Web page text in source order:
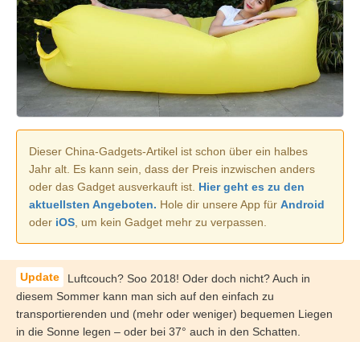
Dieser China-Gadgets-Artikel ist schon über ein halbes
Jahr alt. Es kann sein, dass der Preis inzwischen anders
oder das Gadget ausverkauft ist. Hier geht es zu den
aktuellsten Angeboten. Hole dir unsere App für Android
oder iOS , um kein Gadget mehr zu verpassen.
Luftcouch? Soo 2018! Oder doch nicht? Auch in
diesem Sommer kann man sich auf den einfach zu
transportierenden und (mehr oder weniger) bequemen Liegen
in die Sonne legen – oder bei 37° auch in den Schatten.